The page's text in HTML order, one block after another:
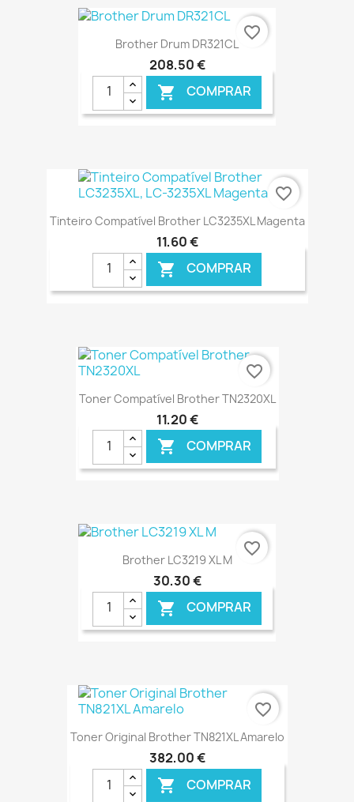
€ ONLINE
Brother Drum DR321CL
208,50 €
 COMPRAR
€ ONLINE
favorite_border
Tinteiro Compatível Brother LC3235XL Magenta
11,60 €
 COMPRAR
favorite_border
Toner Compatível Brother TN2320XL
11,20 €
 COMPRAR
favorite_border
Brother LC3219 XL M
30,30 €
 COMPRAR
€ ONLINE
favorite_border
Toner Original Brother TN821XL Amarelo
382,00 €
 COMPRAR
favorite_border